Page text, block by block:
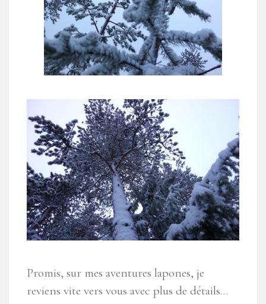
Promis, sur mes aventures lapones, je
reviens vite vers vous avec plus de détails…